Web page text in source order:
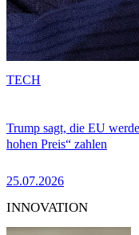
Trump sagt, die EU
hohen Preis“ zahlen
25.07.2026
TECH
INNOVATION